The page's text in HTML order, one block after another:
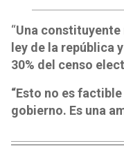
“Una constituyente
ley de la república
30% del censo
“Esto no es
gobierno. Es una